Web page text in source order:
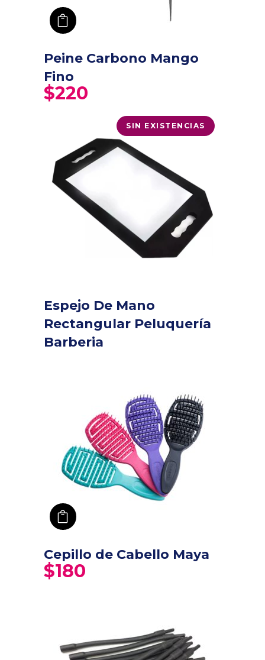
Peine Carbono Mango
Fino
$220
SIN EXISTENCIAS
Espejo De Mano
Rectangular Peluquería
Barberia
Cepillo de Cabello Maya
$180